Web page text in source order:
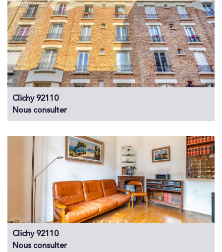
Clichy 92110
Nous consulter
Clichy 92110
Nous consulter